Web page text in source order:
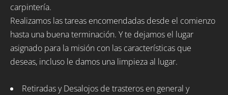
carpintería.
Realizamos las tareas encomendadas desde el comienzo
hasta una buena terminación. Y te dejamos el lugar
asignado para la misión con las características que
deseas, incluso le damos una limpieza al lugar.
Retiradas y Desalojos de trasteros en general y